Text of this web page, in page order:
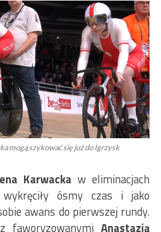
mogą szykować się już do Igrzysk
Karwacka w eliminacjach
wykręciły ósmy czas i jako
awans do pierwszej rundy.
faworyzowanymiAnastazją